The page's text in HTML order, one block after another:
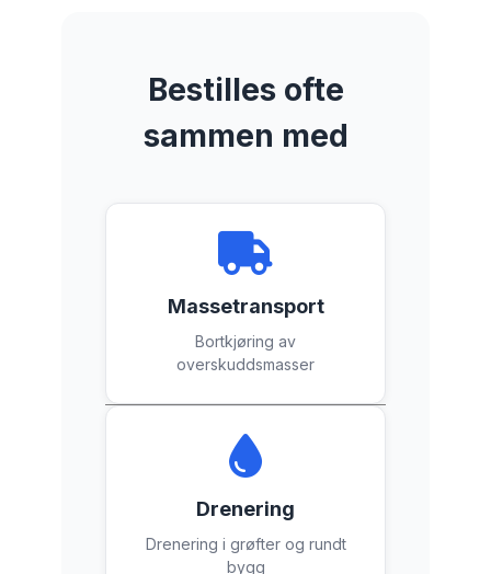
Bestilles ofte
sammen med
Massetransport
Bortkjøring av
overskuddsmasser
Drenering
Drenering i grøfter og rundt
bygg